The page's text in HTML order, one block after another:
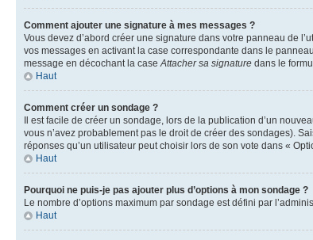
Comment ajouter une signature à mes messages ?
Vous devez d’abord créer une signature dans votre panneau de
vos messages en activant la case correspondante dans le
message en décochant la case Attacher sa signature dans le
Haut
Comment créer un sondage ?
Il est facile de créer un sondage, lors de la publication d’un
vous n’avez probablement pas le droit de créer des sondages).
réponses qu’un utilisateur peut choisir lors de son vote dans «
Haut
Pourquoi ne puis-je pas ajouter plus d’options à mon sondage ?
Le nombre d’options maximum par sondage est défini par
Haut